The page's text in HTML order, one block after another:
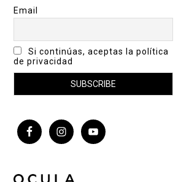
Email
Si continúas, aceptas la política
de privacidad